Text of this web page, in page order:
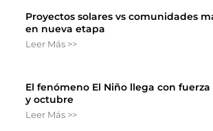
Proyectos solares vs comunidades
en nueva etapa
Leer Más >>
El fenómeno El Niño llega con
y octubre
Leer Más >>